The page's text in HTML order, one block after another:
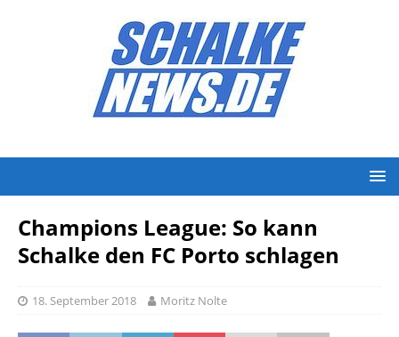
Champions League: So kann
Schalke den FC Porto schlagen
18. September 2018 Moritz Nolte